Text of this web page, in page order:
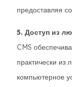
предоставляя
5. Доступ из
CMS
практически из
компьютерное